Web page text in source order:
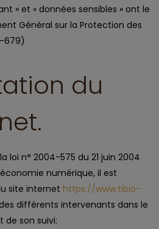
» et « données sensibles » ont le
Général sur la Protection des
679)
du
loi n° 2004-575 du 21 juin 2004
numérique, il est
site internet https://www.tibio-
différents intervenants dans le
de son suivi: